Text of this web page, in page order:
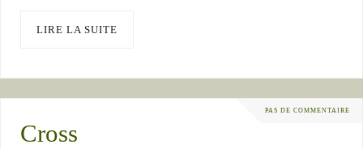
LIRE LA SUITE
PAS DE COMMENTAIRE
Cross